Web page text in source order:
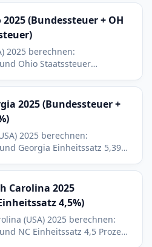
Gemeinden addieren.
(Bundessteuer + OH
2025 berechnen:
Ohio Staatssteuer
addieren.
2025 (Bundessteuer +
2025 berechnen:
Georgia Einheitssatz 5,39
Carolina 2025
4,5%)
(USA) 2025 berechnen:
NC Einheitssatz 4,5 Prozent.